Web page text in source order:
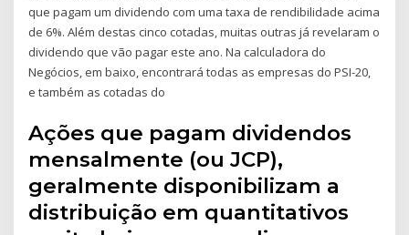
que pagam um dividendo com uma taxa de rendibilidade acima
de 6%. Além destas cinco cotadas, muitas outras já revelaram o
dividendo que vão pagar este ano. Na calculadora do
Negócios, em baixo, encontrará todas as empresas do PSI-20,
e também as cotadas do
Ações que pagam dividendos
mensalmente (ou JCP),
geralmente disponibilizam a
distribuição em quantitativos